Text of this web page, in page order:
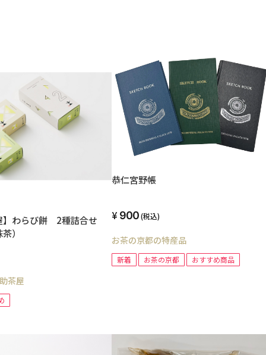
】わらび餅 2種詰合せ
）
茶屋
恭仁宮野帳
900(税込)
お茶の京都の特産品
新着 お茶の京都 おすすめ商品